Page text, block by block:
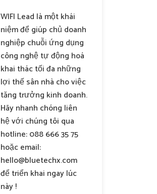
WIFI Lead là một khái
niệm để giúp chủ doanh
nghiệp chuỗi ứng dụng
công nghệ tự động hoá
khai thác tối đa những
lợi thế sân nhà cho việc
tăng trưởng kinh doanh.
Hãy nhanh chóng liên
hệ với chúng tôi qua
hotline: 088 666 35 75
hoặc email:
hello@bluetechx.com
để triển khai ngay lúc
này !